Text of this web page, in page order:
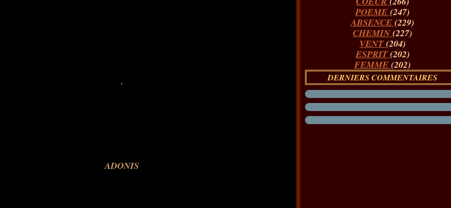
.
ADONIS
POEME (247)
ABSENCE (229)
CHEMIN(227)
VENT(204)
ESPRIT(202)
FEMME (202)
DERNIERS COMMENTAIRES